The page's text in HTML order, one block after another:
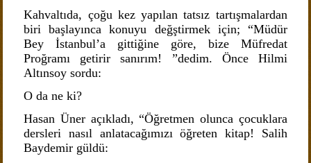
Kahvaltıda, çoğu kez yapılan tatsız tartışmalardan
biri başlayınca konuyu değştirmek için; “Müdür
Bey İstanbul’a gittiğine göre, bize Müfredat
Proğramı getirir sanırım! ”dedim. Önce Hilmi
Altınsoy sordu:
O da ne ki?
Hasan Üner açıkladı, “Öğretmen olunca çocuklara
dersleri nasıl anlatacağımızı öğreten kitap! Salih
Baydemir güldü: